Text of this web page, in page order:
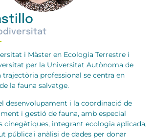
i Màster en Ecologia Terrestre i
per la Universitat Autònoma de
trajectòria professional se centra en
la fauna salvatge.
desenvolupament i la coordinació de
i gestió de fauna, amb especial
cinegètiques, integrant ecologia aplicada,
pública i anàlisi de dades per donar